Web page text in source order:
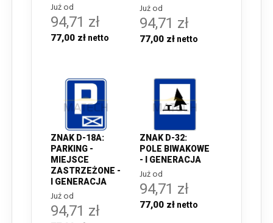
Już od
94,71 zł
77,00 zł
Już od
94,71 zł
77,00 zł
ZNAK D-18A:
PARKING -
MIEJSCE
ZASTRZEŻONE -
I GENERACJA
Już od
94,71 zł
ZNAK D-32:
POLE BIWAKOWE
- I GENERACJA
Już od
94,71 zł
77,00 zł